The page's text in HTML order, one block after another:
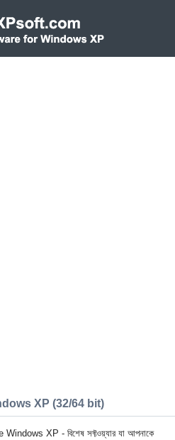
XP (32/64 bit)
XP - বিশেষ সফ্টওয়্যার যা আপনাকে